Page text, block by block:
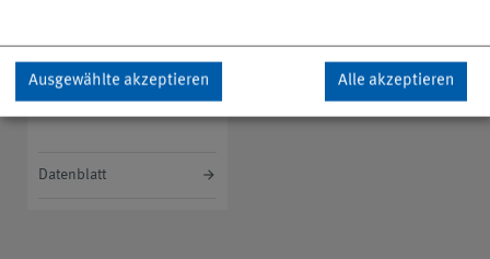
Datenblatt
Ausgewählte akzeptieren Alle akzeptieren